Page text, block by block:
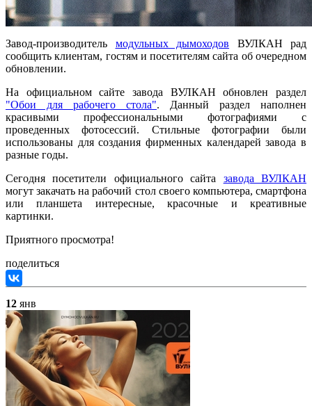
Завод-производитель модульных дымоходов ВУЛКАН рад
сообщить клиентам, гостям и посетителям сайта об очередном
обновлении.
На официальном сайте завода ВУЛКАН обновлен раздел
"Обои для рабочего стола". Данный раздел наполнен
красивыми профессиональными фотографиями с
проведенных фотосессий. Стильные фотографии были
использованы для создания фирменных календарей завода в
разные годы.
Сегодня посетители официального сайта завода ВУЛКАН
могут закачать на рабочий стол своего компьютера, смартфона
или планшета интересные, красочные и креативные
картинки.
Приятного просмотра!
поделиться
12 янв